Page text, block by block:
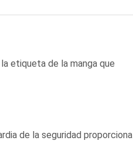
etiqueta de la manga que
de la seguridad proporciona